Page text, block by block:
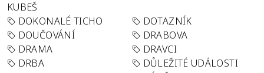
KUBEŠ
DOKONALÉ TICHO
DOTAZNÍK
DOUČOVÁNÍ
DRABOVA
DRAMA
DRAVCI
DRBA
DŮLEŽITÉ UDÁLOSTI